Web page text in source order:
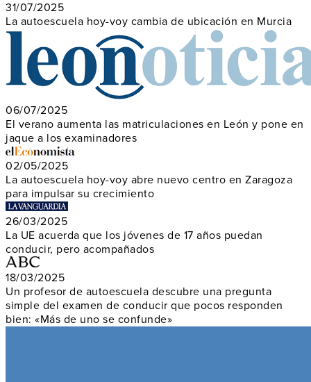
31/07/2025
La autoescuela hoy-voy cambia de ubicación en Murcia
06/07/2025
El verano aumenta las matriculaciones en León y pone en
jaque a los examinadores
02/05/2025
La autoescuela hoy-voy abre nuevo centro en Zaragoza
para impulsar su crecimiento
26/03/2025
La UE acuerda que los jóvenes de 17 años puedan
conducir, pero acompañados
18/03/2025
Un profesor de autoescuela descubre una pregunta
simple del examen de conducir que pocos responden
bien: «Más de uno se confunde»